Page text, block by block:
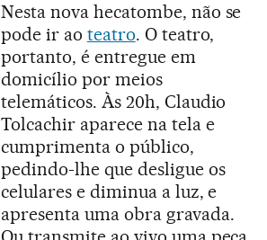
Nesta nova hecatombe, não se
pode ir ao teatro. O teatro,
portanto, é entregue em
domicílio por meios
telemáticos. Às 20h, Claudio
Tolcachir aparece na tela e
cumprimenta o público,
pedindo-lhe que desligue os
celulares e diminua a luz, e
apresenta uma obra gravada.